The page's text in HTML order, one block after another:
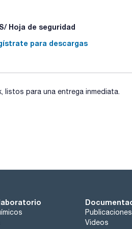
Hoja de seguridad
para descargas
para una entrega inmediata.
Publicaciones
Videos